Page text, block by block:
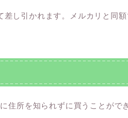
し引かれます。メルカリと同額
住所を知られずに買うことがで